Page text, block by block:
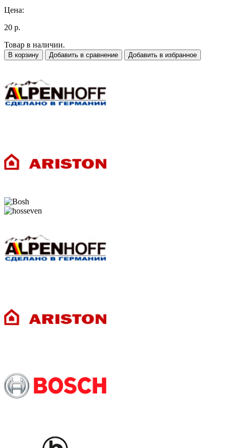
Цена:
20 р.
Товар в наличии.
В корзину Добавить в сравнение Добавить в избранное